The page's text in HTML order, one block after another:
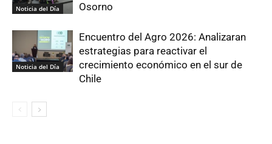
Noticia del Día
Osorno
Noticia del Día
Encuentro del Agro 2026: Analizaran
estrategias para reactivar el
crecimiento económico en el sur de
Chile